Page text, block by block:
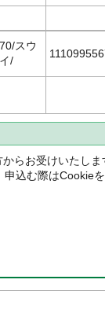
スウ
イ/
らお受けいたしま
込む際はCookie